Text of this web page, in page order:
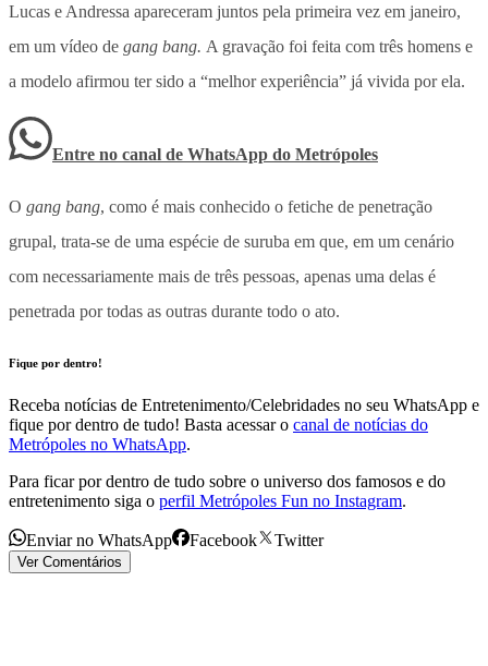
Lucas e Andressa apareceram juntos pela primeira vez em janeiro,
em um vídeo de gang bang. A gravação foi feita com três homens e
a modelo afirmou ter sido a “melhor experiência” já vivida por ela.
Entre no canal de WhatsApp do Metrópoles
O gang bang, como é mais conhecido o fetiche de penetração
grupal, trata-se de uma espécie de suruba em que, em um cenário
com necessariamente mais de três pessoas, apenas uma delas é
penetrada por todas as outras durante todo o ato.
Fique por dentro!
Receba notícias de Entretenimento/Celebridades no seu WhatsApp e
fique por dentro de tudo! Basta acessar o canal de notícias do
Metrópoles no WhatsApp.
Para ficar por dentro de tudo sobre o universo dos famosos e do
entretenimento siga o perfil Metrópoles Fun no Instagram.
Enviar no WhatsApp Facebook Twitter
Ver Comentários